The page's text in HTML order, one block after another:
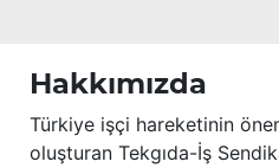
Hakkımızda
Türkiye işçi hareketinin
oluşturan Tekgıda-İş